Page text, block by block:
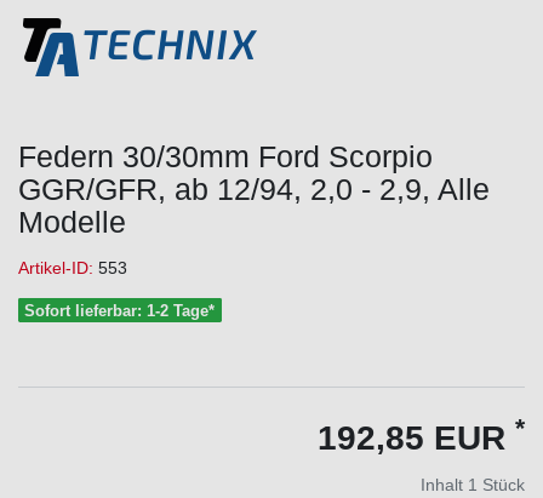
Federn 30/30mm Ford Scorpio
GGR/GFR, ab 12/94, 2,0 - 2,9, Alle
Modelle
Artikel-ID: 553
Sofort lieferbar: 1-2 Tage*
192,85 EUR *
Inhalt 1 Stück